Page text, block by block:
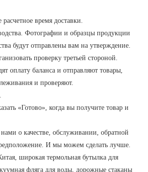
время доставки.
Фотографии и образцы продукции
будут отправлены вам на утверждение.
проверку третьей стороной.
оплату баланса и отправляют товары,
и проверяют.
«Готово», когда вы получите товар и
нами о качестве, обслуживании, обратной
И мы можем сделать лучше.